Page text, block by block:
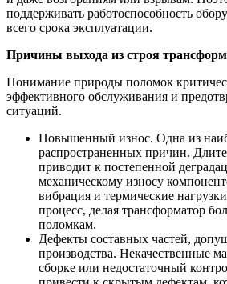
поддерживать работоспособность
всего срока эксплуатации.
Причины выхода из строя
Понимание природы поломок
эффективного обслуживания и
ситуаций.
Повышенный износ. Одна из
распространенных причин.
приводит к постепенной
механическому износу
вибрация и термические
процесс, делая трансформатор
поломкам.
Дефекты составных частей,
производства. Некачественные
сборке или недостаточный